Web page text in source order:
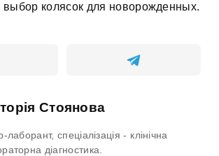
выбор колясок для новорожденных.
Стоянова
лаборант, спеціалізація - клінічна
діагностика.